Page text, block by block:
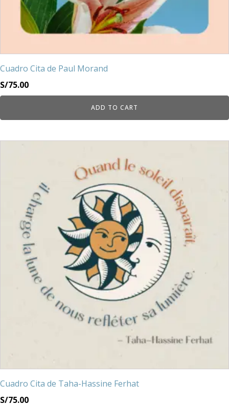
Cuadro Cita de Paul Morand
S/75.00
ADD TO CART
Cuadro Cita de Taha-Hassine Ferhat
S/75.00